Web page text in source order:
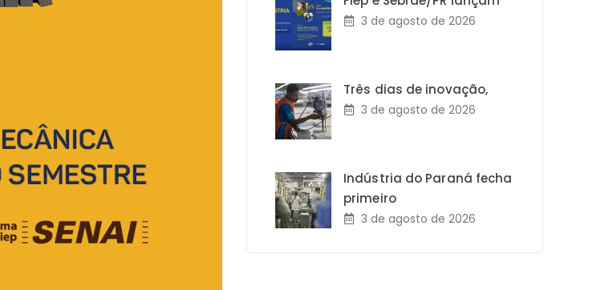
3 de agosto de 2026
Três dias de inovação,
3 de agosto de 2026
Indústria do Paraná fecha
primeiro
3 de agosto de 2026